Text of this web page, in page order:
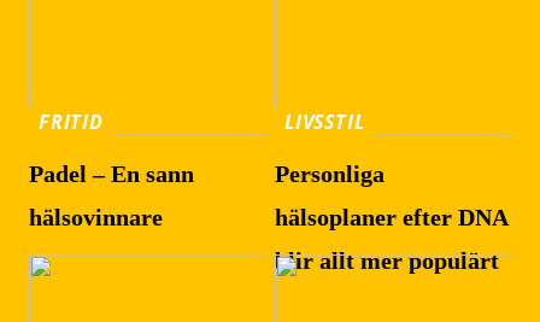
FRITID
Padel – En sann
hälsovinnare
LIVSSTIL
Personliga
hälsoplaner efter DNA
blir allt mer populärt